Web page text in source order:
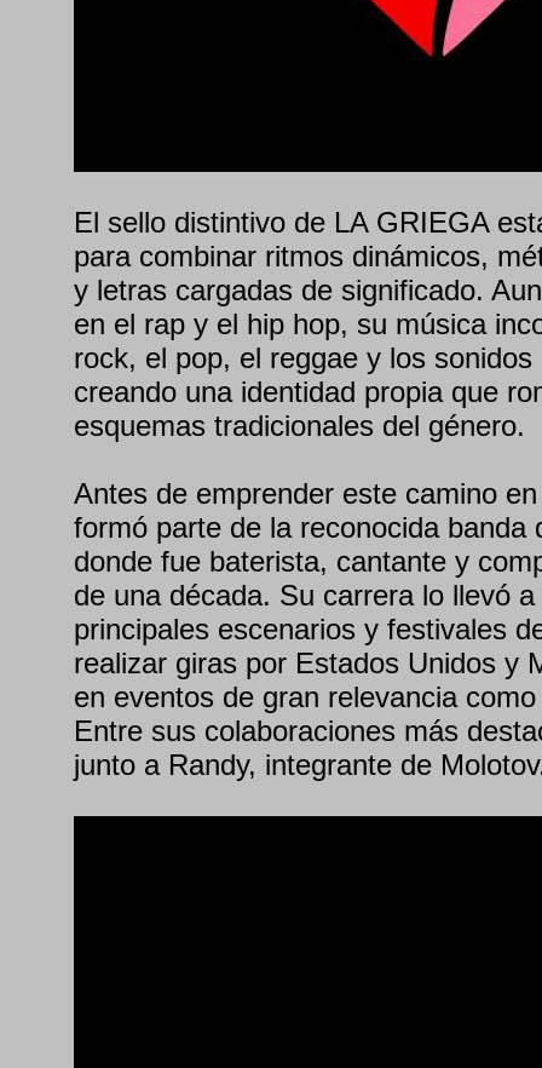
El sello distintivo de LA GRIEGA
para combinar ritmos dinámicos,
y letras cargadas de significado.
en el rap y el hip hop, su música
rock, el pop, el reggae y los
creando una identidad propia que
esquemas tradicionales del género.
Antes de emprender este camino
formó parte de la reconocida banda
donde fue baterista, cantante y
de una década. Su carrera lo llevó
principales escenarios y festivales
realizar giras por Estados Unidos y
en eventos de gran relevancia
Entre sus colaboraciones más
junto a Randy, integrante de